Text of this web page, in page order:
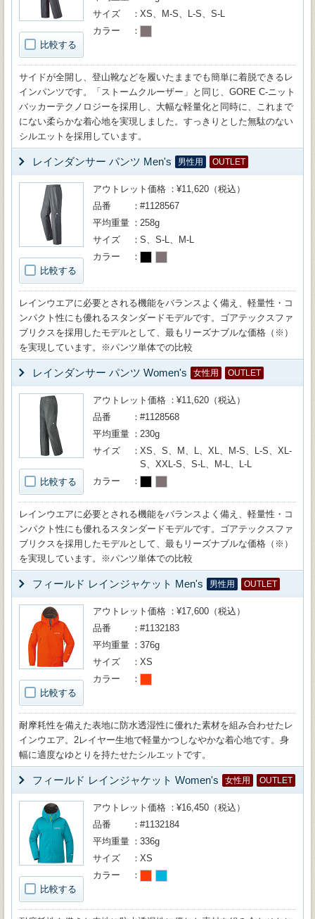
比較する
サイズ
XS、M-S、L-S、S-L
カラー
サイドが全開し、登山靴などを履いたままでも簡単に着脱できるレ
インパンツです。「ストームクルーザー」と同じ、GORE C-ニット
バッカーテクノロジーを採用し、大幅な軽量化と同時に、これまで
にない柔らかな着心地を実現しました。すっきりとした無駄のない
シルエットを採用しています。
レインダンサー パンツ Men's 男性用 OUTLET
比較する
アウトレット価格
¥11,620（税込）
品番
#1128567
平均重量
258g
サイズ
S、S-L、M-L
カラー
レインウエアに必要とされる機能をバランスよく備え、軽量性・コ
ンパクト性にも優れるスタンダードモデルです。ゴアテックスファ
ブリクスを採用したモデルとして、最もリーズナブルな価格（※）
を実現しています。※パンツ単体での比較
レインダンサー パンツ Women's 女性用 OUTLET
比較する
アウトレット価格
¥11,620（税込）
品番
#1128568
平均重量
230g
サイズ
XS、S、M、L、XL、M-S、L-S、XL-
S、XXL-S、S-L、M-L、L-L
カラー
レインウエアに必要とされる機能をバランスよく備え、軽量性・コ
ンパクト性にも優れるスタンダードモデルです。ゴアテックスファ
ブリクスを採用したモデルとして、最もリーズナブルな価格（※）
を実現しています。※パンツ単体での比較
フィールド レインジャケット Men's 男性用 OUTLET
比較する
アウトレット価格
¥17,600（税込）
品番
#1132183
平均重量
376g
サイズ
XS
カラー
耐摩耗性を備えた表地に防水透湿性に優れた素材を組み合わせたレ
インウエア。2レイヤー生地で軽量かつしなやかな着心地です。身
幅に適度なゆとりを持たせたシルエットです。
フィールド レインジャケット Women's 女性用 OUTLET
比較する
アウトレット価格
¥16,450（税込）
品番
#1132184
平均重量
336g
サイズ
XS
カラー